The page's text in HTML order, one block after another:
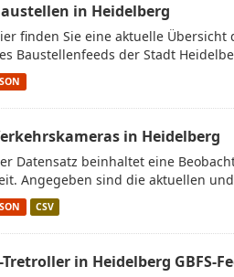
in Heidelberg
finden Sie eine aktuelle
Baustellenfeeds der Stadt
in Heidelberg
Datensatz beinhaltet eine
Angegeben sind die aktuellen
CSV
Tretroller in Heidelberg GBFS-